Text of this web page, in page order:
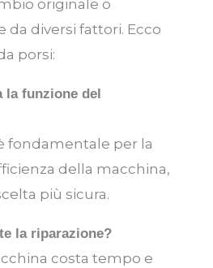
originale o
diversi fattori. Ecco
porsi:
funzione del
fondamentale per la
della macchina,
più sicura.
la riparazione?
costa tempo e